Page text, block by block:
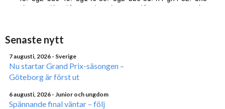
Senaste nytt
7 augusti, 2026 - Sverige
Nu startar Grand Prix-säsongen –
Göteborg är först ut
6 augusti, 2026 - Junior och ungdom
Spännande final väntar – följ